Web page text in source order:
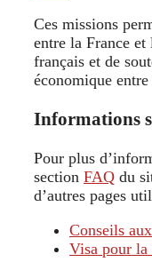
Ces missions
entre la France
français et de
économique
Informations
Pour plus
section FAQ du
d’autres pages
Conseils
Visa pour la